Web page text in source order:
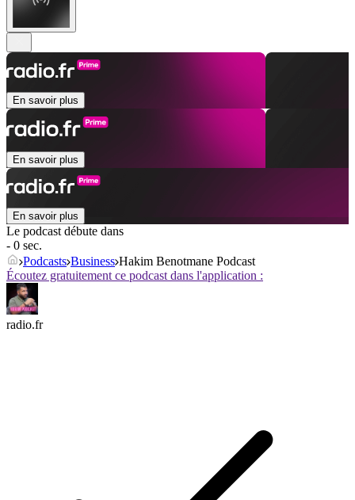
En savoir plus
En savoir plus
En savoir plus
Le podcast débute dans
- 0 sec.
Podcasts Business Hakim Benotmane Podcast
Écoutez gratuitement ce podcast dans l'application :
radio.fr